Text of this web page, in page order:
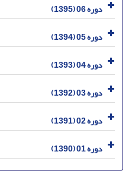
دوره 06 (1395)
دوره 05 (1394)
دوره 04 (1393)
دوره 03 (1392)
دوره 02 (1391)
دوره 01 (1390)